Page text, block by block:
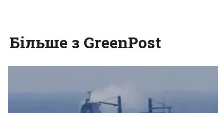
Більше з GreenPost